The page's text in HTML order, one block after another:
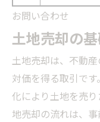
お問い合わせ
土地売却の
土地売却は、不動産
対価を得る取引で
化により土地を売
地売却の流れは、事